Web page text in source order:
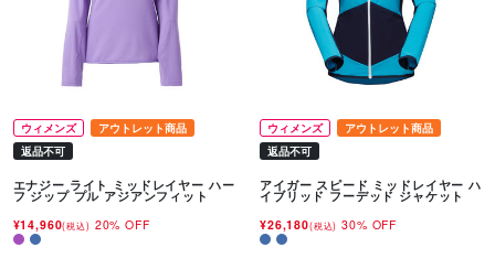
ウィメンズ
アウトレット商品
返品不可
エナジー ライト ミッドレイヤー ハー
フ ジップ プル アジアンフィット
¥14,960(税込) 20% OFF
ウィメンズ
アウトレット商品
返品不可
アイガー スピード ミッドレイヤー ハ
イブリッド フーデッド ジャケット
¥26,180(税込) 30% OFF